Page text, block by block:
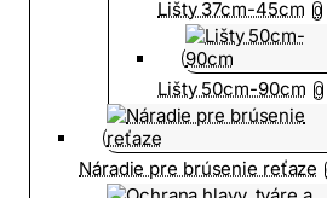
Lišty 37cm-45cm 0
Lišty 50cm-90cm 0
Náradie pre brúsenie reťaze